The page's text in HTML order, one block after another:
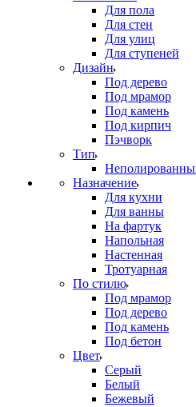
Для пола
Для стен
Для улиц
Для ступеней
Дизайн
Под дерево
Под мрамор
Под камень
Под кирпич
Пэчворк
Тип
Назначение
Для кухни
Для ванны
На фартук
Напольная
Настенная
Тротуарная
По стилю
Под мрамор
Под дерево
Под камень
Под бетон
Цвет
Серый
Белый
Бежевый